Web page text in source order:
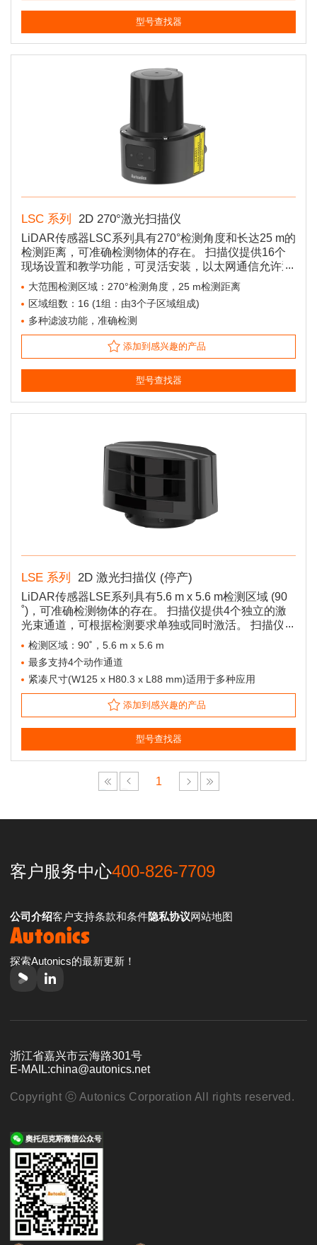
型号查找器
LSC 系列 2D 270°激光扫描仪
LiDAR传感器LSC系列具有270°检测角度和长达25 m的
检测距离，可准确检测物体的存在。 扫描仪提供16个
现场设置和教学功能，可灵活安装，以太网通信允许通
过PC轻松配置。 AGV/AMR的SLAM(同步定位和映射)
功能也支持 ROS(机器人操作系统)驱动程序。
大范围检测区域：270°检测角度，25 m检测距离
区域组数：16 (1组：由3个子区域组成)
多种滤波功能，准确检测
添加到感兴趣的产品
型号查找器
LSE 系列 2D 激光扫描仪 (停产)
LiDAR传感器LSE系列具有5.6 m x 5.6 m检测区域 (90
˚)，可准确检测物体的存在。 扫描仪提供4个独立的激
光束通道，可根据检测要求单独或同时激活。 扫描仪还
可设置集中监控区域和非检测区域，灵活应用于多种环
境。 以太网通信允许使用PC轻松配置。用户还可使用
提供的红外遥控器配置和管理单元。
检测区域：90˚，5.6 m x 5.6 m
最多支持4个动作通道
紧凑尺寸(W125 x H80.3 x L88 mm)适用于多种应用
添加到感兴趣的产品
型号查找器
1
客户服务中心400-826-7709
公司介绍客户支持条款和条件隐私协议网站地图
探索Autonics的最新更新！
浙江省嘉兴市云海路301号
E-MAIL:china@autonics.net
Copyright ⓒ Autonics Corporation All rights reserved.